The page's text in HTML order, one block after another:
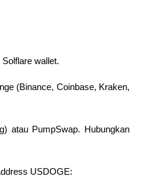
Solflare wallet.
(Binance, Coinbase, Kraken,
atau PumpSwap. Hubungkan
USDOGE: